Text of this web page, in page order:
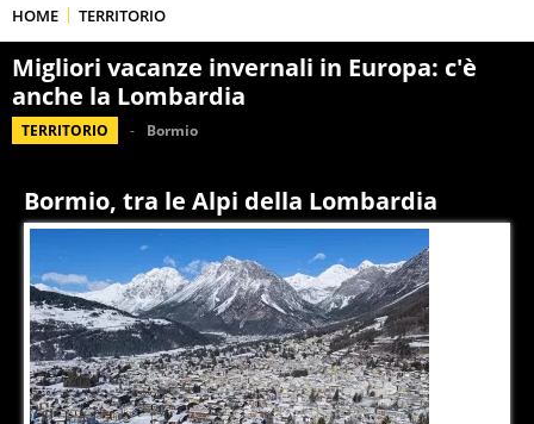
HOME TERRITORIO
Migliori vacanze invernali in Europa: c'è
anche la Lombardia
TERRITORIO Bormio
Bormio, tra le Alpi della Lombardia